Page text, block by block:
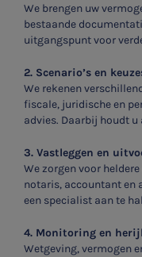
We brengen uw
bestaande
uitgangspunt voor
2. Scenario’s en
We rekenen
fiscale, juridische en
advies. Daarbij houdt u
3. Vastleggen en
We zorgen voor
notaris, accountant en
een specialist aan te
4. Monitoring en
Wetgeving, vermogen